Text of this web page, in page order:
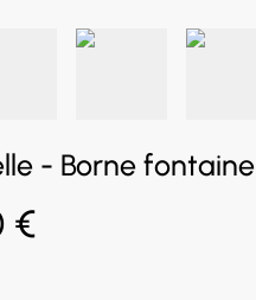
- Borne fontaine
€